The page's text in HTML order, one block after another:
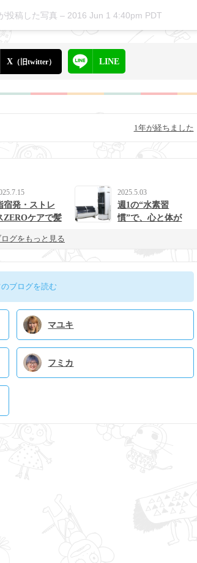
投稿した写真 – 2016 Jun 1 4:40pm PDT
X （旧twitter） LINE
1年が経ちました
宿発・ストレ
ZEROケアで髪
新提案
2025.5.03
週1の“水素習
慣”で、心と体が
グをもっと見る
ブログを読む
マユキ
フミカ